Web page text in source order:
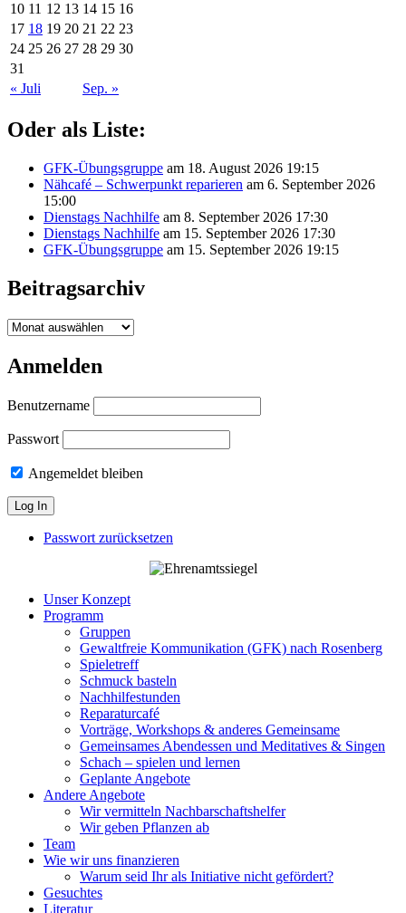
10 11 12 13 14 15 16
17 18 19 20 21 22 23
24 25 26 27 28 29 30
31
« Juli
Sep. »
Oder als Liste:
GFK-Übungsgruppe am 18. August 2026 19:15
Nähcafé – Schwerpunkt reparieren am 6. September 2026
15:00
Dienstags Nachhilfe am 8. September 2026 17:30
Dienstags Nachhilfe am 15. September 2026 17:30
GFK-Übungsgruppe am 15. September 2026 19:15
Beitragsarchiv
Beitragsarchiv
Anmelden
Benutzername
Passwort
Angemeldet bleiben
Passwort zurücksetzen
Unser Konzept
Programm
Gruppen
Gewaltfreie Kommunikation (GFK) nach Rosenberg
Spieletreff
Schmuck basteln
Nachhilfestunden
Reparaturcafé
Vorträge, Workshops & anderes Gemeinsame
Gemeinsames Abendessen und Meditatives & Singen
Schach – spielen und lernen
Geplante Angebote
Andere Angebote
Wir vermitteln Nachbarschaftshelfer
Wir geben Pflanzen ab
Team
Wie wir uns finanzieren
Warum seid Ihr als Initiative nicht gefördert?
Gesuchtes
Literatur